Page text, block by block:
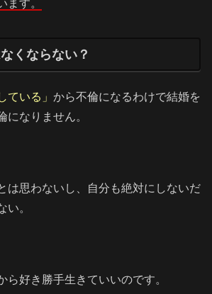
ます。
くならない？
ている」 から不倫になるわけで結婚を
になりません。
は思わないし、自分も絶対にしないだ
い。
ら好き勝手生きていいのです。